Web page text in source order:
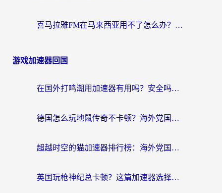
喜马拉雅FM在马来西亚用不了怎么办？海外华人亲测有效的回国加速指南
游戏加速器回国
在国外打鸣潮用加速器有用吗？安全吗？海外玩家国服游戏加速全指南
德国怎么玩地鼠传奇不卡顿？海外党国服游戏加速全攻略（含战双EVE实用指南）
超越时空的猫加速器排行榜：海外党国服游戏不卡顿的终极选择指南
英国玩枪神纪总卡顿？这篇加速器选择指南帮你告别延迟（附实测推荐）